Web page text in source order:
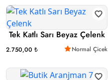
Tek Katlı Sarı Beyaz Çelenk
2.750,00 ₺ Normal Çicek